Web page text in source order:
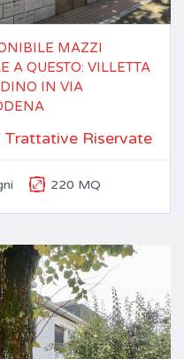
MAZZI
A QUESTO: VILLETTA
IN VIA
Trattative Riservate
220 MQ